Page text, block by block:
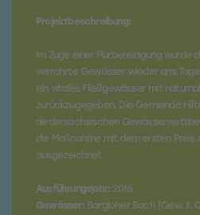
Projektbeschreibung:
Im Zuge einer Flurbereinigung wurde
verrohrte Gewässer wieder ans
ein vitales Fließgewässer mit
zurückzugegeben. Die Gemeinde
niedersächsischen
die Maßnahme mit dem ersten Preis
ausgezeichnet.
Ausführungsjahr: 2016
Gewässer:Borgloher Bach (Gew. II.